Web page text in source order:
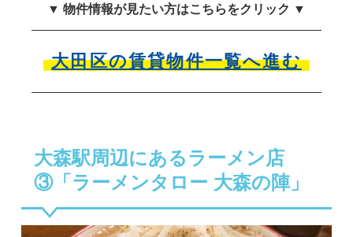
▼ 物件情報が見たい方はこちらをクリック ▼
大田区の賃貸物件一覧へ進む
大森駅周辺にあるラーメン店
③「ラーメンタロー 大森の陣」